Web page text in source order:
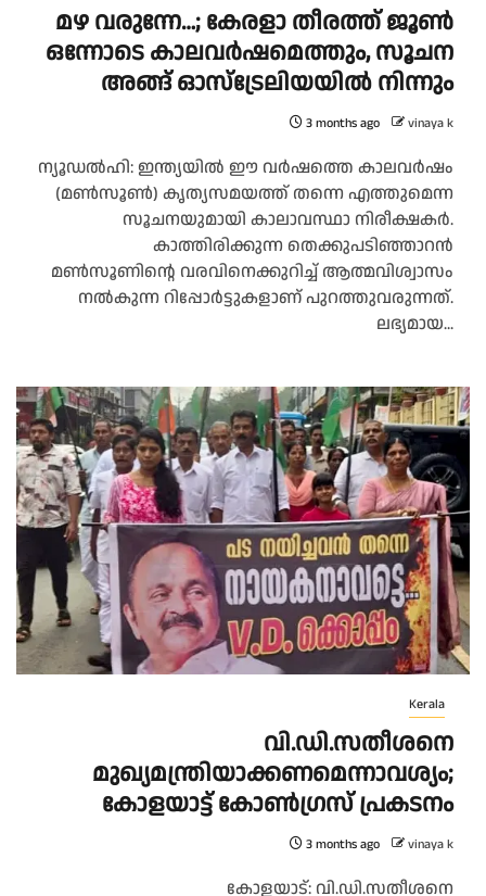
മഴ വരുന്നേ…; കേരളാ തീരത്ത് ജൂൺ
ഒന്നോടെ കാലവർഷമെത്തും, സൂചന
അങ്ങ് ഓസ്ട്രേലിയയിൽ നിന്നും
3 months ago vinaya k
ന്യൂഡൽഹി: ഇന്ത്യയിൽ ഈ വർഷത്തെ കാലവർഷം
(മൺസൂൺ) കൃത്യസമയത്ത് തന്നെ എത്തുമെന്ന
സൂചനയുമായി കാലാവസ്ഥാ നിരീക്ഷകർ.
കാത്തിരിക്കുന്ന തെക്കുപടിഞ്ഞാറൻ
മൺസൂണിന്റെ വരവിനെക്കുറിച്ച് ആത്മവിശ്വാസം
നൽകുന്ന റിപ്പോർട്ടുകളാണ് പുറത്തുവരുന്നത്.
ലഭ്യമായ...
Kerala
വി.ഡി.സതീശനെ
മുഖ്യമന്ത്രിയാക്കണമെന്നാവശ്യം;
കോളയാട്ട് കോൺഗ്രസ് പ്രകടനം
3 months ago vinaya k
കോളയാട്: വി.ഡി.സതീശനെ